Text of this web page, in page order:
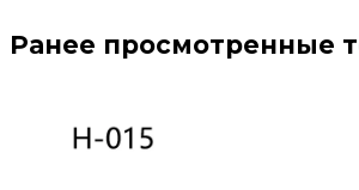
Ранее просмотренные